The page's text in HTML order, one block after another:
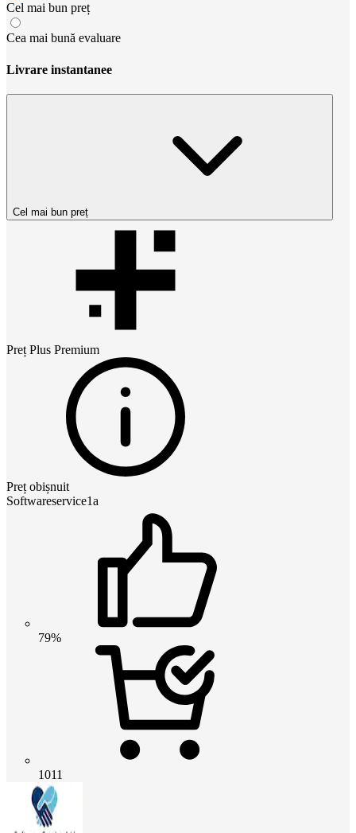
Cel mai bun preț
Cea mai bună evaluare
Livrare instantanee
Cel mai bun preț
Preț Plus Premium
Preț obișnuit
Softwareservice1a
79%
1011